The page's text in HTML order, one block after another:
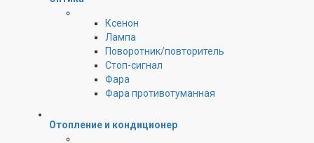
Ксенон
Лампа
Поворотник/повторитель
Стоп-сигнал
Фара
Фара противотуманная
Отопление и кондиционер